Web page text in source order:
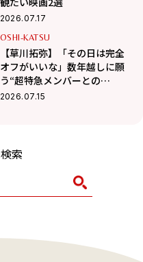
2026.07.17
OSHI-KATSU
【草川拓弥】「その日は完全
オフがいいな」数年越しに願
う“超特急メンバーとの
BBQ”！最近熱中している趣味
2026.07.15
索